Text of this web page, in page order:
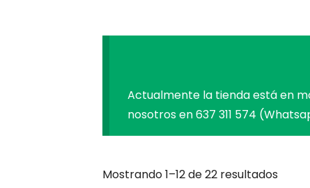
Actualmente la tienda está en
nosotros en637 311 574
Mostrando 1–12 de 22 resultados